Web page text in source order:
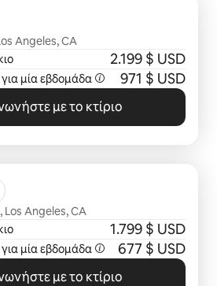
Angeles, CA
2.199 $ USD
μίαεβδομάδα 971 $ USD
με το κτίριο
Los Angeles, CA
1.799 $ USD
μίαεβδομάδα 677 $ USD
με το κτίριο